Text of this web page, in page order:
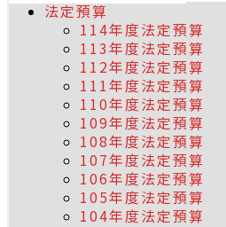
法定預算
114年度法定預算
113年度法定預算
112年度法定預算
111年度法定預算
110年度法定預算
109年度法定預算
108年度法定預算
107年度法定預算
106年度法定預算
105年度法定預算
104年度法定預算